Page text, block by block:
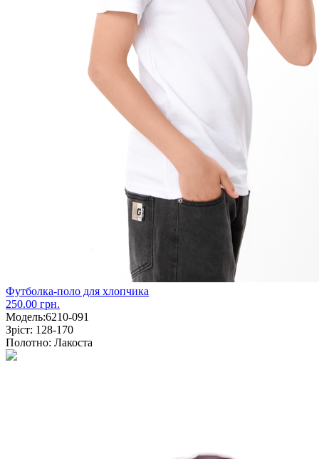
Футболка-поло для хлопчика
250.00 грн.
Модель:6210-091
Зріст: 128-170
Полотно: Лакоста